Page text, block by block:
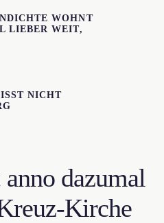
WOHNT
LIEBER WEIT,
NICHT U
dazumal
Kirche